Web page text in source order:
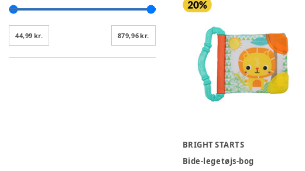
44,99 kr. 879,96 kr.
BRIGHT STARTS
Bide-legetøjs-bog